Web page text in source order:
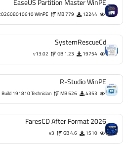
FaresCD After Format 2026
1510
4.6 GB
v3
Hasleo Backup Suite WinPE
6314
505 MB
v5.9.2 WinPE
Professor Teaches Excel 2021
2230
338 MB
v7.3
Professor Teaches Word 2021
2181
358 MB
v7.3